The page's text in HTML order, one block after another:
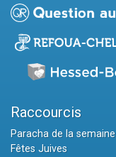
Raccourcis
Paracha de la semaine
Fêtes Juives